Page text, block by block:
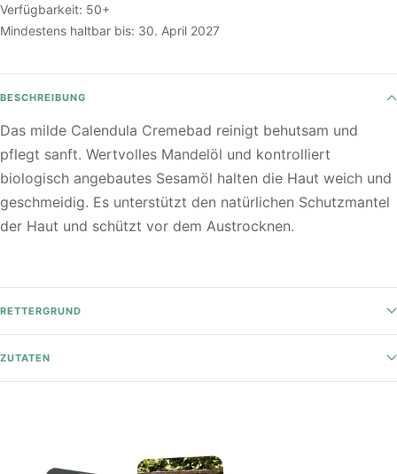
Verfügbarkeit: 50+
Mindestens haltbar bis: 30. April 2027
BESCHREIBUNG
Das milde Calendula Cremebad reinigt behutsam und
pflegt sanft. Wertvolles Mandelöl und kontrolliert
biologisch angebautes Sesamöl halten die Haut weich und
geschmeidig. Es unterstützt den natürlichen Schutzmantel
der Haut und schützt vor dem Austrocknen.
RETTERGRUND
ZUTATEN